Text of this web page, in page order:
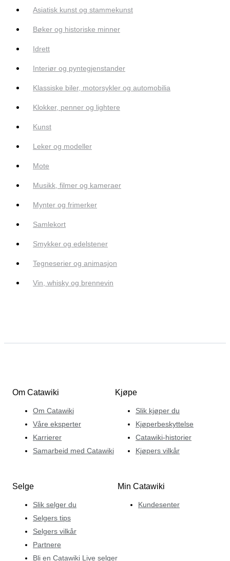
Asiatisk kunst og stammekunst
Bøker og historiske minner
Idrett
Interiør og pyntegjenstander
Klassiske biler, motorsykler og automobilia
Klokker, penner og lightere
Kunst
Leker og modeller
Mote
Musikk, filmer og kameraer
Mynter og frimerker
Samlekort
Smykker og edelstener
Tegneserier og animasjon
Vin, whisky og brennevin
Om Catawiki
Om Catawiki
Våre eksperter
Karrierer
Samarbeid med Catawiki
Kjøpe
Slik kjøper du
Kjøperbeskyttelse
Catawiki-historier
Kjøpers vilkår
Selge
Slik selger du
Selgers tips
Selgers vilkår
Partnere
Bli en Catawiki Live selger
Min Catawiki
Kundesenter